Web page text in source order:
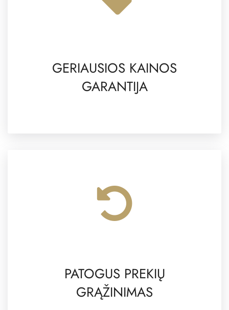
GERIAUSIOS KAINOS
GARANTIJA
PATOGUS PREKIŲ
GRĄŽINIMAS